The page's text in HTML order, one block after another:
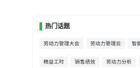
热门话题
劳动力管理大会 劳动力管理云 智
精益工时 销售绩效 劳动力分析